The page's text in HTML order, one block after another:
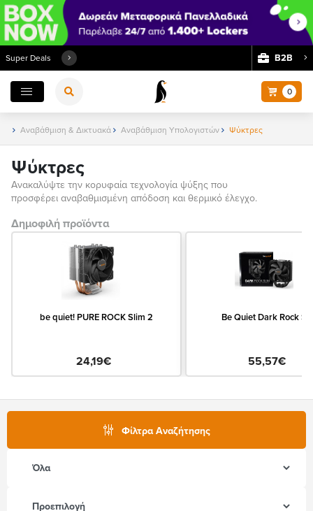
Super Deals Β2Β
0
Αναβάθμιση & Δικτυακά Αναβάθμιση Υπολογιστών Ψύκτρες
Ψύκτρες
Ανακαλύψτε την κορυφαία τεχνολογία ψύξης που
προσφέρει αναβαθμισμένη απόδοση και θερμικό έλεγχο.
Δημοφιλή προϊόντα
be quiet! PURE ROCK Slim 2
24,19€
Be Quiet Dark Rock
55,57€
Φίλτρα Αναζήτησης